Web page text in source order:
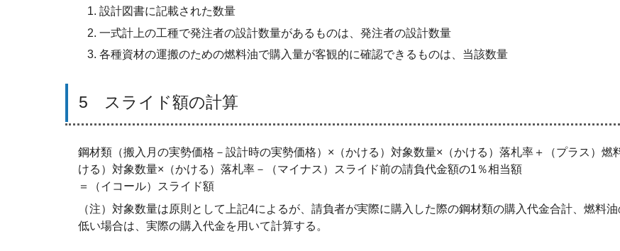
設計図書に記載された数量
一式計上の工種で発注者の設計数量があるものは、発注者の設計数量
各種資材の運搬のための燃料油で購入量が客観的に確認できるものは、当該数量
5 スライド額の計算
鋼材類（搬入月の実勢価格－設計時の実勢価格）×（かける）対象数量×（かける）落札率＋（プラス）
ける）対象数量×（かける）落札率－（マイナス）スライド前の請負代金額の1％相当額
＝（イコール）スライド額
（注）対象数量は原則として上記4によるが、請負者が実際に購入した際の鋼材類の購入代金合計、燃料
低い場合は、実際の購入代金を用いて計算する。